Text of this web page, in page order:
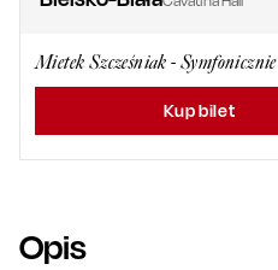
Mietek Szcześniak - Symfonicznie
Kup bilet
Opis